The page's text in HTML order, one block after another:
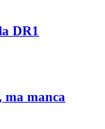
DR1
ma manca